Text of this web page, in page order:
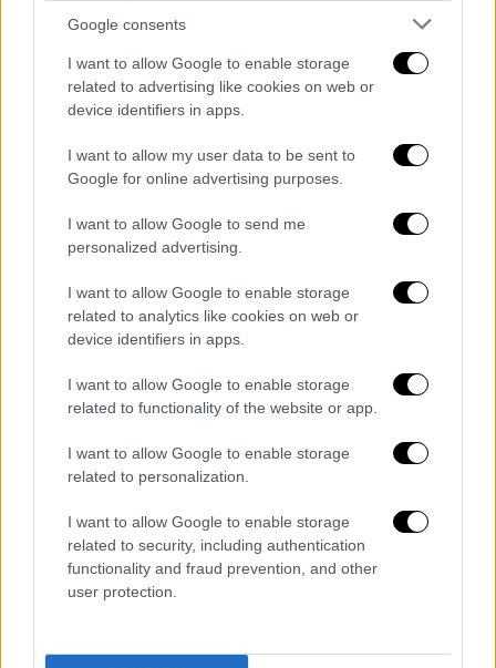
Google consents
I want to allow Google to enable storage
related to advertising like cookies on web or
device identifiers in apps.
I want to allow my user data to be sent to
Google for online advertising purposes.
I want to allow Google to send me
personalized advertising.
I want to allow Google to enable storage
related to analytics like cookies on web or
device identifiers in apps.
I want to allow Google to enable storage
related to functionality of the website or app.
I want to allow Google to enable storage
related to personalization.
I want to allow Google to enable storage
related to security, including authentication
functionality and fraud prevention, and other
user protection.
Lifestyle|04.02.2019 16:35
Ο 20χρονος αθλητής που έκλεψε την
Η όμορφη τραγουδίστρια και ηθοποιός είναι
Lifestyle|20.01.2019 22:02
Ο Στέφανος Τσιτσιπάς, οι πλάκες στη
Σύρο, το bullying και το... vlogging!